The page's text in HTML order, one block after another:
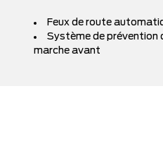
Feux de route
Système de prévention
marche avant